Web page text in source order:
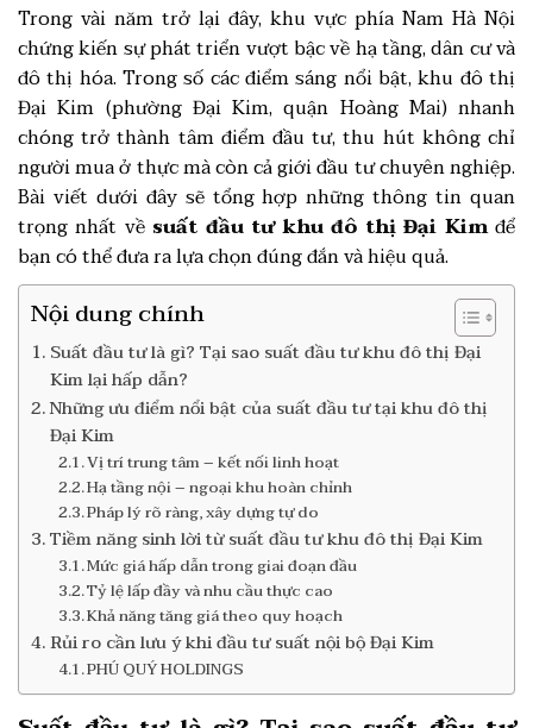
Trong vài năm trở lại đây, khu vực phía Nam Hà Nội
chứng kiến sự phát triển vượt bậc về hạ tầng, dân cư và
đô thị hóa. Trong số các điểm sáng nổi bật, khu đô thị
Đại Kim (phường Đại Kim, quận Hoàng Mai) nhanh
chóng trở thành tâm điểm đầu tư, thu hút không chỉ
người mua ở thực mà còn cả giới đầu tư chuyên nghiệp.
Bài viết dưới đây sẽ tổng hợp những thông tin quan
trọng nhất về suất đầu tư khu đô thị Đại Kimđể
bạn có thể đưa ra lựa chọn đúng đắn và hiệu quả.
Nội dung chính
Suất đầu tư là gì? Tại sao suất đầu tư khu đô thị Đại
Kim lại hấp dẫn?
Những ưu điểm nổi bật của suất đầu tư tại khu đô thị
Đại Kim
Vị trí trung tâm – kết nối linh hoạt
Hạ tầng nội – ngoại khu hoàn chỉnh
Pháp lý rõ ràng, xây dựng tự do
Tiềm năng sinh lời từ suất đầu tư khu đô thị Đại Kim
Mức giá hấp dẫn trong giai đoạn đầu
Tỷ lệ lấp đầy và nhu cầu thực cao
Khả năng tăng giá theo quy hoạch
Rủi ro cần lưu ý khi đầu tư suất nội bộ Đại Kim
PHÚ QUÝ HOLDINGS